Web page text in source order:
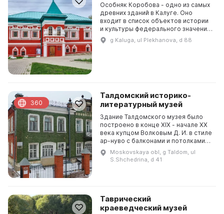
Особняк Коробова - одно из самых
древних зданий в Калуге. Оно
входит в список объектов истории
и культуры федерального значения
и даже в XIX веке было признано
редким памятником старины.
g Kaluga, ul Plekhanova, d 88
Талдомский историко-
литературный музей
Здание Талдомского музея было
построено в конце XIX - начале ХХ
века купцом Волковым Д. И. в стиле
ар-нуво с балконами и потолками
конструкции Монье. Здание
выполнено из зеленой
глазурованной плитки. ...
Moskovskaya obl, g Taldom, ul
S.Shchedrina, d 41
360
Таврический
краеведческий музей